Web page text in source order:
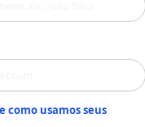
como usamos seus